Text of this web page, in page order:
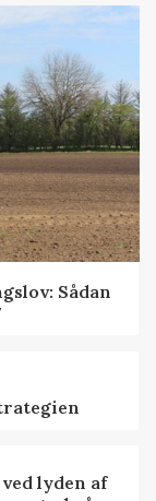
Sådan
lyden af